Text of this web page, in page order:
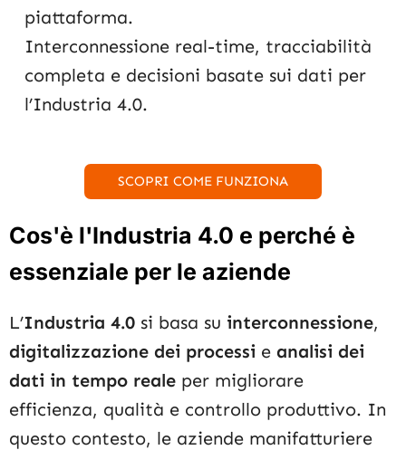
piattaforma.
Interconnessione real-time, tracciabilità
completa e decisioni basate sui dati per
l’Industria 4.0.
SCOPRI COME FUNZIONA
Cos'è l'Industria 4.0 e perché è
essenziale per le aziende
L’Industria 4.0 si basa su interconnessione,
digitalizzazione dei processi e analisi dei
dati in tempo reale per migliorare
efficienza, qualità e controllo produttivo. In
questo contesto, le aziende manifatturiere